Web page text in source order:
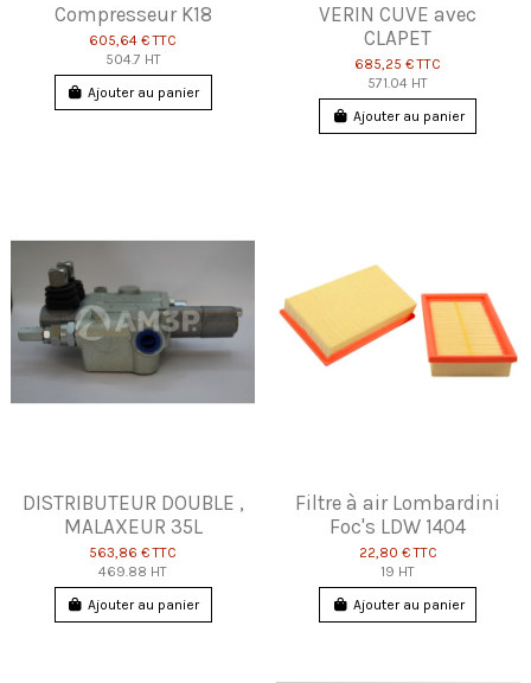
Compresseur K18
605,64 €TTC
504.7 HT
Ajouter au panier
VERIN CUVE avec
CLAPET
685,25 €TTC
571.04 HT
Ajouter au panier
DISTRIBUTEUR DOUBLE ,
MALAXEUR 35L
563,86 €TTC
469.88 HT
Ajouter au panier
Filtre à air Lombardini
Foc's LDW 1404
22,80 €TTC
19 HT
Ajouter au panier